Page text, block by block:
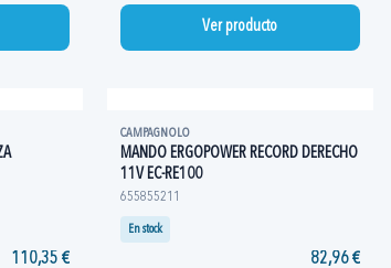
Ver producto
110,35 €
CAMPAGNOLO
MANDO ERGOPOWER RECORD DERECHO
11V EC-RE100
655855211
En stock
82,96 €